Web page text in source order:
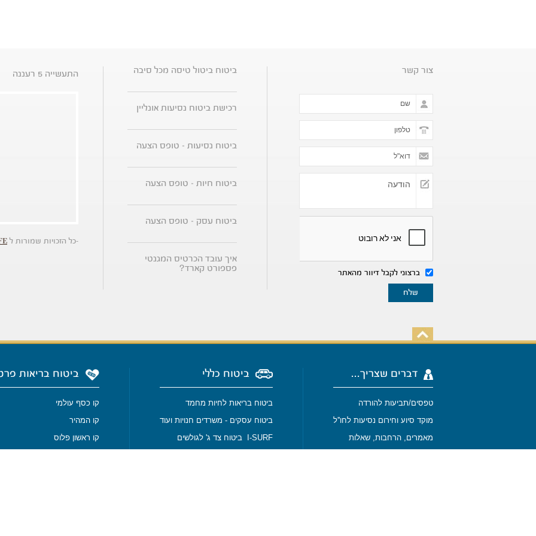
צור קשר
ברצוני לקבל דיוור מהאתר
ביטוח ביטול טיסה מכל סיבה
רכישת ביטוח נסיעות אונליין
ביטוח נסיעות - טופס הצעה
ביטוח חיות - טופס הצעה
ביטוח עסק - טופס הצעה
איך עובד הכרטיס המגנטי
פספורט קארד?
התעשייה 5 רעננה
-כל הזכויות שמורות ל
דברים שצריך...
טפסים/תביעות להורדה
מוקד סיוע וחירום נסיעות לחו''ל
מאמרים, הרחבות, שאלות
ביטוח כללי
ביטוח בריאות לחיות מחמד
ביטוח עסקים - משרדים חנויות ועוד
I-SURF ביטוח צד ג' לגולשים
ביטוח בריאות
קו כסף עולמי
קו המהיר
קו ראשון פלוס